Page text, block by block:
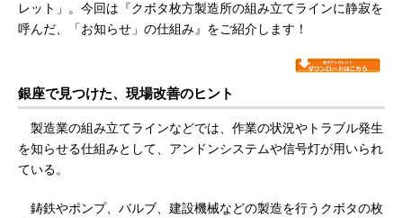
レット」。今回は『クボタ枚方製造所の組み立てラインに静寂を
呼んだ、「お知らせ」の仕組み』をご紹介します！
銀座で見つけた、現場改善のヒント
製造業の組み立てラインなどでは、作業の状況やトラブル発生
を知らせる仕組みとして、アンドンシステムや信号灯が用いられ
ている。
鋳鉄やポンプ、バルブ、建設機械などの製造を行うクボタの枚